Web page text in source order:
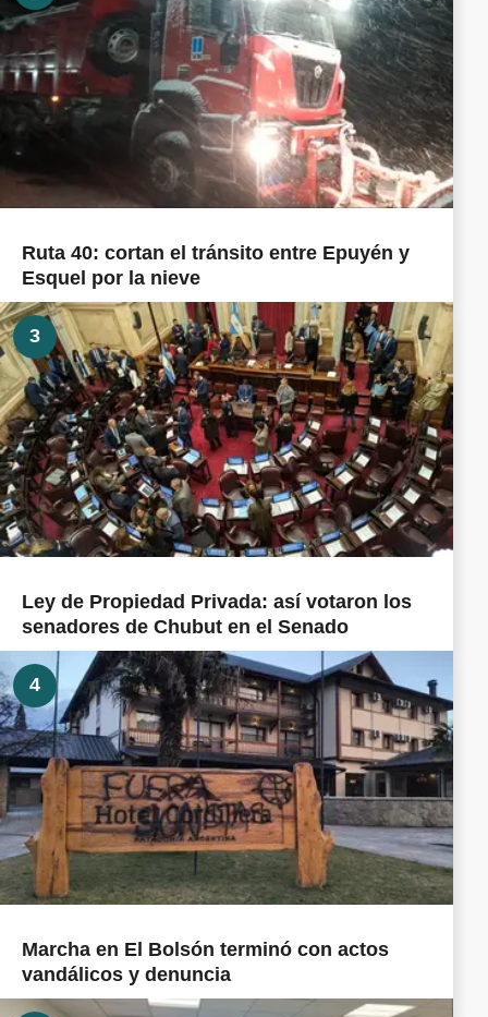
Ruta 40: cortan el tránsito entre Epuyén y
Esquel por la nieve
3
Ley de Propiedad Privada: así votaron los
senadores de Chubut en el Senado
4
Marcha en El Bolsón terminó con actos
vandálicos y denuncia